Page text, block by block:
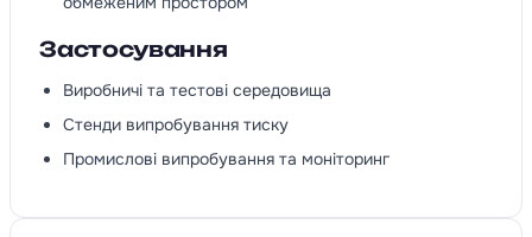
Застосування
Виробничі та тестові середовища
Стенди випробування тиску
Промислові випробування та моніторинг